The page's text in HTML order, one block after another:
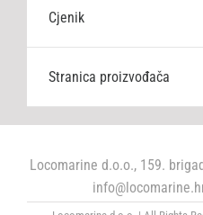
Cjenik
Stranica proizvođača
Locomarine d.o.o., 159.